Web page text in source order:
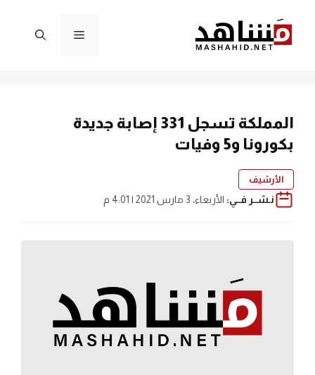
المحتوى
القائمة
المملكة تسجل 331 إصابة جديدة
بكورونا و5 وفيات
الأرشيف
نـشــر فــي: الأربعاء، 3 مارس 2021 | 4:01 م